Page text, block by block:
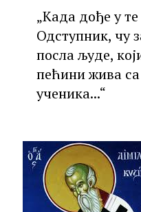
„Када дође у
Одступник, чу
посла људе,
пећини жива
ученика...“